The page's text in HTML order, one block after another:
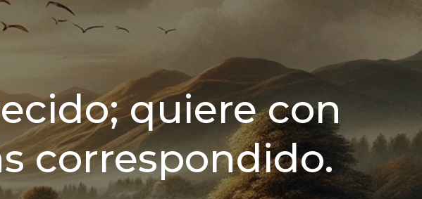
quiere con
correspondido.